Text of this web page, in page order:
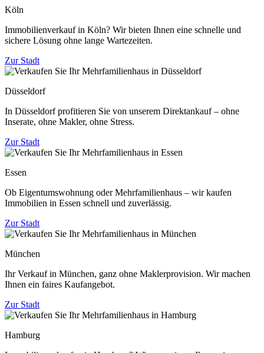
Köln
Immobilienverkauf in Köln? Wir bieten Ihnen eine schnelle und
sichere Lösung ohne lange Wartezeiten.
Zur Stadt
Düsseldorf
In Düsseldorf profitieren Sie von unserem Direktankauf – ohne
Inserate, ohne Makler, ohne Stress.
Zur Stadt
Essen
Ob Eigentumswohnung oder Mehrfamilienhaus – wir kaufen
Immobilien in Essen schnell und zuverlässig.
Zur Stadt
München
Ihr Verkauf in München, ganz ohne Maklerprovision. Wir machen
Ihnen ein faires Kaufangebot.
Zur Stadt
Hamburg